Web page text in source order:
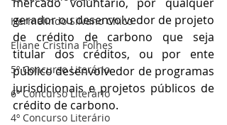
Hermelindo Silvano Chico
Eliane Cristina Folhes
5º Concurso Literário
6º Concurso Literário
4º Concurso Literário
gerador ou desenvolvedor de projeto
de crédito de carbono que seja
titular dos créditos, ou por ente
público desenvolvedor de programas
jurisdicionais e projetos públicos de
crédito de carbono.